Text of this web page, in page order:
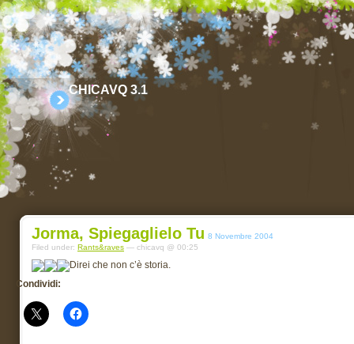
CHICAVQ 3.1
Jorma, Spiegaglielo Tu 8 Novembre 2004
Filed under: Rants&raves — chicavq @ 00:25
Direi che non c’è storia.
Condividi: